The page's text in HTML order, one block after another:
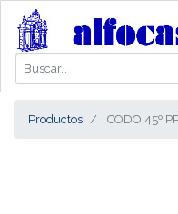
Productos CODO 45º